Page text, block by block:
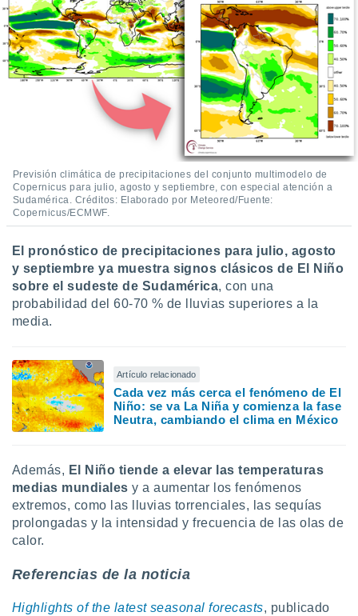
Previsión climática de precipitaciones del conjunto multimodelo de
Copernicus para julio, agosto y septiembre, con especial atención a
Sudamérica. Créditos: Elaborado por Meteored/Fuente:
Copernicus/ECMWF.
El pronóstico de precipitaciones para julio, agosto
y septiembre ya muestra signos clásicos de El Niño
sobre el sudeste de Sudamérica, con una
probabilidad del 60-70 % de lluvias superiores a la
media.
Artículo relacionado
Cada vez más cerca el fenómeno de El
Niño: se va La Niña y comienza la fase
Neutra, cambiando el clima en México
Además, El Niño tiende a elevar las temperaturas
medias mundiales y a aumentar los fenómenos
extremos, como las lluvias torrenciales, las sequías
prolongadas y la intensidad y frecuencia de las olas de
calor.
Referencias de la noticia
Highlights of the latest seasonal forecasts, publicado